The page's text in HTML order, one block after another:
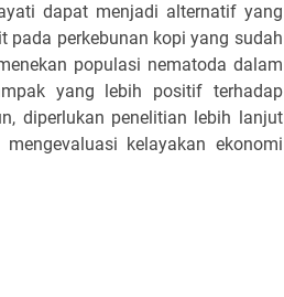
dapat menjadi alternatif yang
pada perkebunan kopi yang sudah
populasi nematoda dalam
yang lebih positif terhadap
diperlukan penelitian lebih lanjut
kelayakan ekonomi